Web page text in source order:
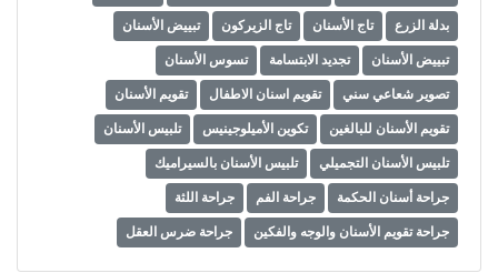
بدلة الزرع تاج الأسنان تاج الزيركون تبييض الأسنان
تبييض الأسنان تجديد الابتسامة تسوس الأسنان
تصوير شعاعي سني تقويم اسنان الاطفال تقويم الأسنان
تقويم الأسنان للبالغين تكوين الأميلوجينيس تلبيس الأسنان
تلبيس الأسنان التجميلي تلبيس الأسنان بالسيراميك
جراحة أسنان الحكمة جراحة الفم جراحة اللثة
جراحة تقويم الأسنان والوجه والفكين جراحة ضرس العقل